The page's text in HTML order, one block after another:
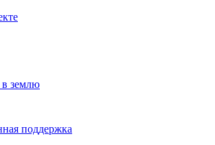
землю
поддержка